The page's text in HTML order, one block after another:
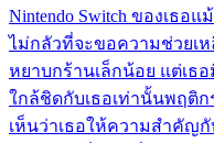
Nintendo Switch ของเธอ
ไม่กลัวที่จะขอความช่วยเ
หยาบกร้านเล็กน้อย แต่เธ
ใกล้ชิดกับเธอเท่านั้นพฤติ
เห็นว่าเธอให้ความสำคัญ